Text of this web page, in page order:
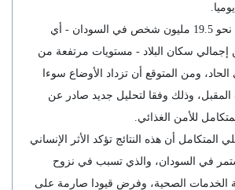
وفي السودان يواجه نحو 19.5 مليون شخص في السودان - أي
من إجمالي سكان البلاد - مستويات مرتفعة من
الحاد، ومن المتوقع أن تزداد الأوضاع سوءا
وذلك وفقا لتحليل جديد صادر عن
للأمن الغذائي.
المتكامل أن هذه النتائج تؤكد الأثر الإنساني
في السودان، والذي تسبب في نزوح
الخدمات الصحية، وفرض قيودا صارمة على